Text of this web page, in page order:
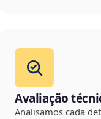
Avaliação
Analisamos cada